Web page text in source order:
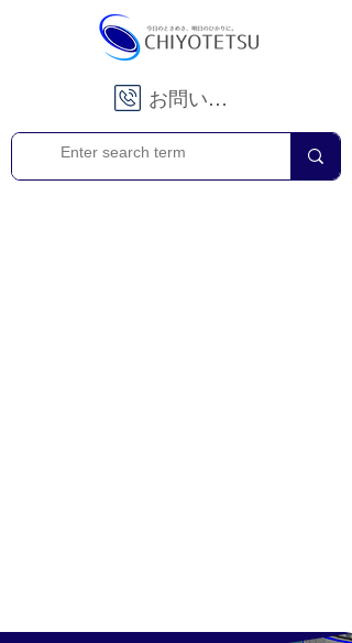
お問い合わせ